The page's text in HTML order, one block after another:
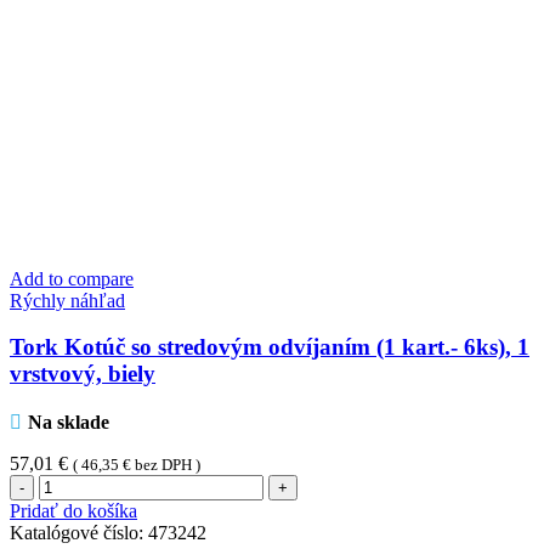
Add to compare
Rýchly náhľad
Tork Kotúč so stredovým odvíjaním (1 kart.- 6ks), 1
vrstvový, biely
Na sklade
57,01 € ( 46,35 € bez DPH )
množstvo
Tork
Kotúč
Pridať do košíka
Katalógové číslo: 473242